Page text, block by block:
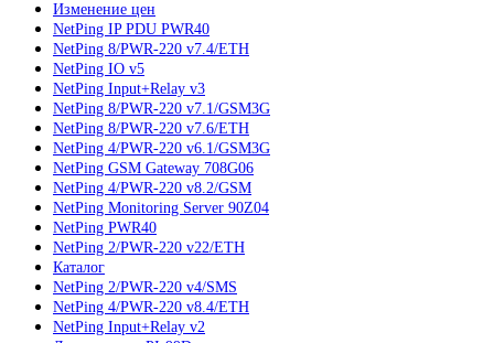
Изменение цен
NetPing IP PDU PWR40
NetPing 8/PWR-220 v7.4/ETH
NetPing IO v5
NetPing Input+Relay v3
NetPing 8/PWR-220 v7.1/GSM3G
NetPing 8/PWR-220 v7.6/ETH
NetPing 4/PWR-220 v6.1/GSM3G
NetPing GSM Gateway 708G06
NetPing 4/PWR-220 v8.2/GSM
NetPing Monitoring Server 90Z04
NetPing PWR40
NetPing 2/PWR-220 v22/ETH
Каталог
NetPing 2/PWR-220 v4/SMS
NetPing 4/PWR-220 v8.4/ETH
NetPing Input+Relay v2